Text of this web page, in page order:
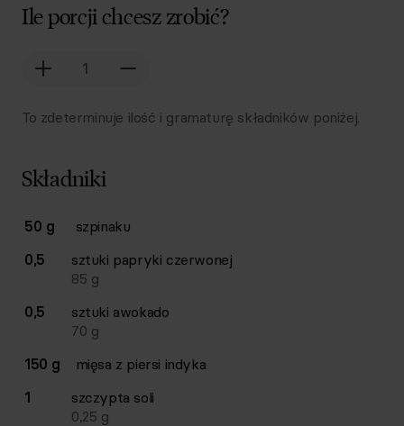
Ile porcji chcesz zrobić?
To zdeterminuje ilość i gramaturę składników poniżej.
Składniki
Lista składników przepisu z ilościami i wagami
Ilość Składnik
50 g
szpinaku
0,5
sztuki papryki czerwonej
85 g
0,5
sztuki awokado
70 g
150 g
mięsa z piersi indyka
1
szczypta soli
0,25 g